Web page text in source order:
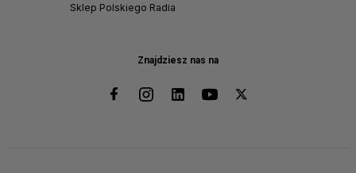
Znajdziesz nas na
Sklep Polskiego Radia